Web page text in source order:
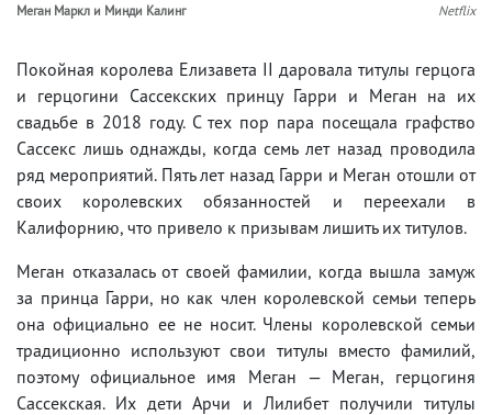
Меган Маркл и Минди Калинг Netflix
Покойная королева Елизавета II даровала титулы герцога
и герцогини Сассекских принцу Гарри и Меган на их
свадьбе в 2018 году. С тех пор пара посещала графство
Сассекс лишь однажды, когда семь лет назад проводила
ряд мероприятий. Пять лет назад Гарри и Меган отошли от
своих королевских обязанностей и переехали в
Калифорнию, что привело к призывам лишить их титулов.
Меган отказалась от своей фамилии, когда вышла замуж
за принца Гарри, но как член королевской семьи теперь
она официально ее не носит. Члены королевской семьи
традиционно используют свои титулы вместо фамилий,
поэтому официальное имя Меган — Меган, герцогиня
Сассекская. Их дети Арчи и Лилибет получили титулы